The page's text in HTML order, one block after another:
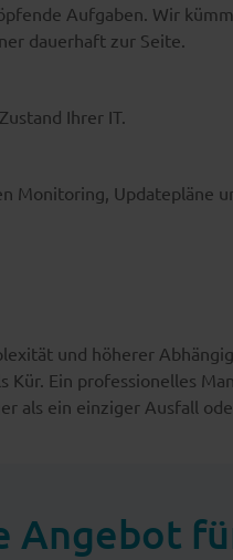
Aufgaben. Wir
dauerhaft zur Seite.
Ihrer IT.
Monitoring, Updatepläne
und höherer
Ein professionelles
als ein einziger Ausfall
Angebot